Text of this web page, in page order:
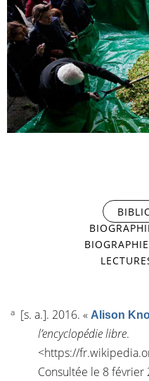
a [s. a.]. 2016. « Alison
l’encyclopédie libre.
<https://
Consultée le 8 février